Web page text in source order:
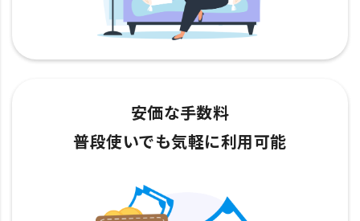
安価な手数料
普段使いでも気軽に利用可能